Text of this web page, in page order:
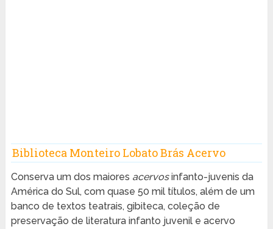
Biblioteca Monteiro Lobato Brás Acervo
Conserva um dos maiores acervosinfanto-juvenis da
América do Sul, com quase 50 mil títulos, além de um
banco de textos teatrais, gibiteca, coleção de
preservação de literatura infanto juvenil e acervo